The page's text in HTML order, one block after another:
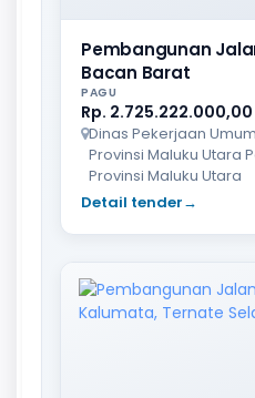
Pembangunan
Bacan Barat
PAGU
Rp.
Dinas Pekerjaan
Provinsi Maluku Utara
Provinsi Maluku Utara
Detail tender→